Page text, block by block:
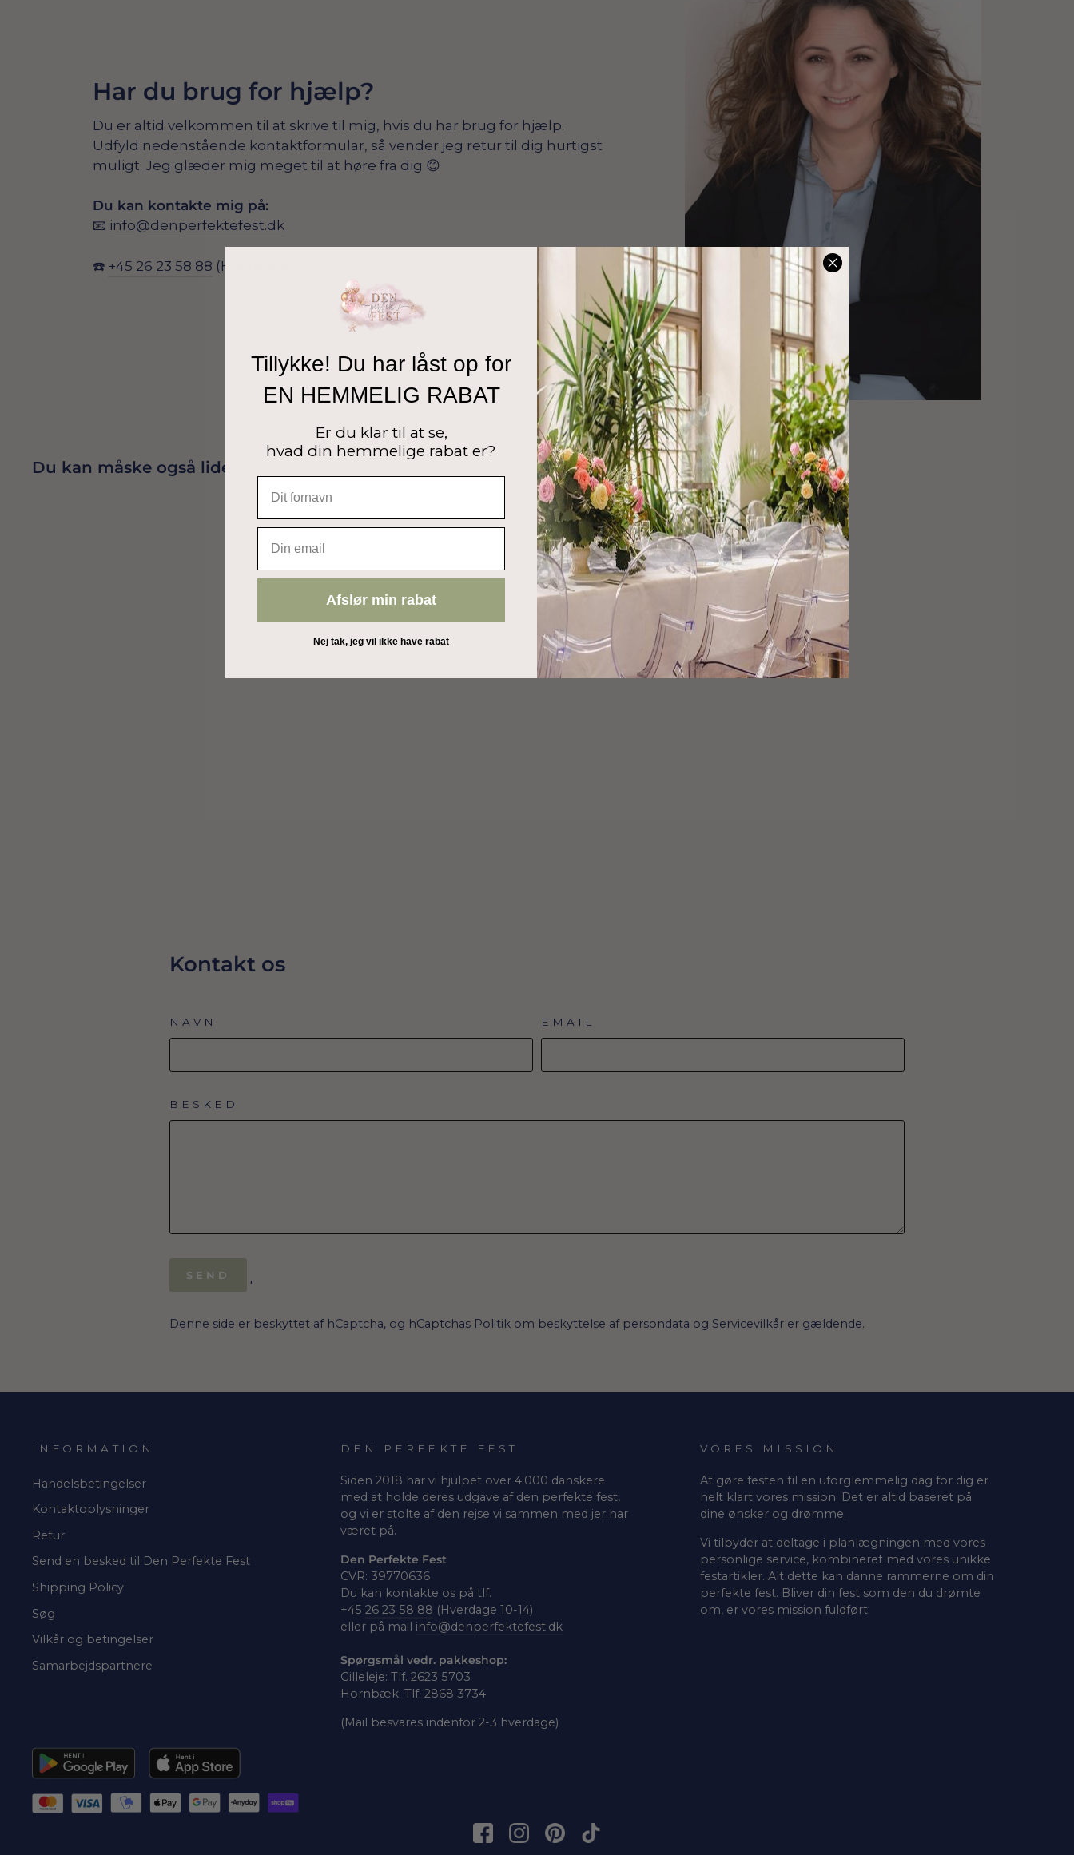
Har du brug for hjælp?
Du er altid velkommen til at skrive til mig, hvis du har brug for hjælp.
Udfyld nedenstående kontaktformular, så vender jeg retur til dig hurtigst
muligt. Jeg glæder mig meget til at høre fra dig 😊
Du kan kontakte mig på:
📧 info@denperfektefest.dk
☎️ +45 26 23 58 88 (Hverdage 10-14)
Du kan måske også lide
Udsolgt
Kontakt os
NAVN EMAIL
BESKED
SEND
'
Denne side er beskyttet af hCaptcha, og hCaptchas Politik om beskyttelse af persondata og Servicevilkår er gældende.
INFORMATION
Handelsbetingelser
Kontaktoplysninger
Retur
Send en besked til Den Perfekte Fest
Shipping Policy
Søg
Vilkår og betingelser
Samarbejdspartnere
DEN PERFEKTE FEST
Siden 2018 har vi hjulpet over 4.000 danskere
med at holde deres udgave af den perfekte fest,
og vi er stolte af den rejse vi sammen med jer har
været på.
Den Perfekte Fest
CVR: 39770636
Du kan kontakte os på tlf.
+45 26 23 58 88 (Hverdage 10-14)
eller på mail info@denperfektefest.dk
Spørgsmål vedr. pakkeshop:
Gilleleje: Tlf. 2623 5703
Hornbæk: Tlf. 2868 3734
(Mail besvares indenfor 2-3 hverdage)
VORES MISSION
At gøre festen til en uforglemmelig dag for dig er
helt klart vores mission. Det er altid baseret på
dine ønsker og drømme.
Vi tilbyder at deltage i planlægningen med vores
personlige service, kombineret med vores unikke
festartikler. Alt dette kan danne rammerne om din
perfekte fest. Bliver din fest som den du drømte
om, er vores mission fuldført.
Tillykke! Du har låst op for
EN HEMMELIG RABAT
Er du klar til at se,
hvad din hemmelige rabat er?
Afslør min rabat
Nej tak, jeg vil ikke have rabat